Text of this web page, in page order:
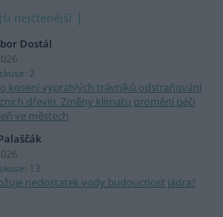
nejčtenější
Dostál
2
kosení vyprahlých trávníků odstraňování
dřevin. Změny klimatu promění péči
ve městech
13
nedostatek vody budoucnost jádra?